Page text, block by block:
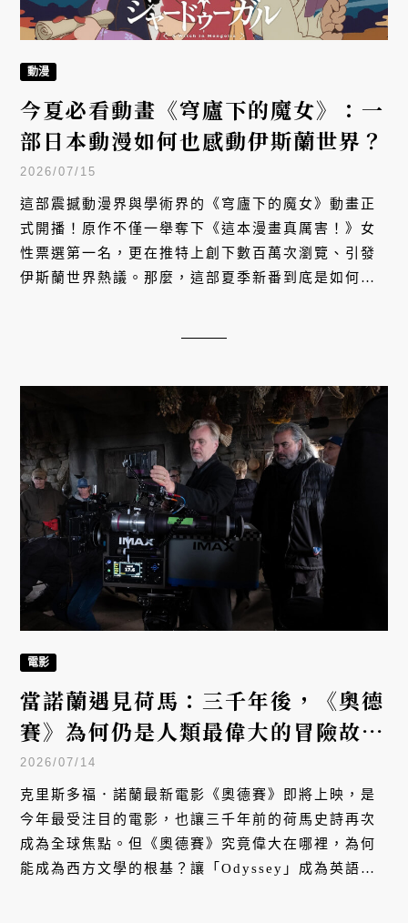
動漫
今夏必看動畫《穹廬下的魔女》：一
部日本動漫如何也感動伊斯蘭世界？
2026/07/15
這部震撼動漫界與學術界的《穹廬下的魔女》動畫正
式開播！原作不僅一舉奪下《這本漫畫真厲害！》女
性票選第一名，更在推特上創下數百萬次瀏覽、引發
伊斯蘭世界熱議。那麼，這部夏季新番到底是如何成
電影
當諾蘭遇見荷馬：三千年後，《奧德
賽》為何仍是人類最偉大的冒險故
事？
2026/07/14
克里斯多福．諾蘭最新電影《奧德賽》即將上映，是
今年最受注目的電影，也讓三千年前的荷馬史詩再次
成為全球焦點。但《奧德賽》究竟偉大在哪裡，為何
能成為西方文學的根基？讓「Odyssey」成為英語世